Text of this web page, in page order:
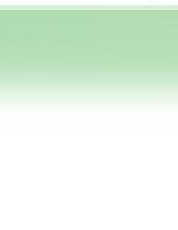
beim SZ/BZ-